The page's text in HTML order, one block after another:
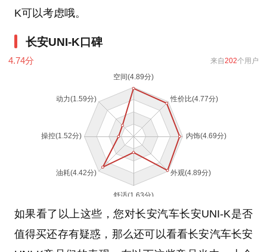
K可以考虑哦。
长安UNI-K口碑
4.74分 来自202个用户
如果看了以上这些，您对长安汽车长安UNI-K是否
值得买还存有疑惑，那么还可以看看长安汽车长安